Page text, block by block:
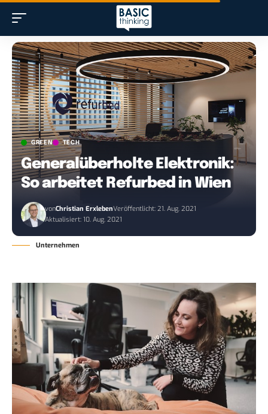
GREEN TECH
Generalüberholte Elektronik:
So arbeitet Refurbed in Wien
vonChristian ErxlebenVeröffentlicht: 21. Aug. 2021
Aktualisiert: 10. Aug. 2021
Unternehmen